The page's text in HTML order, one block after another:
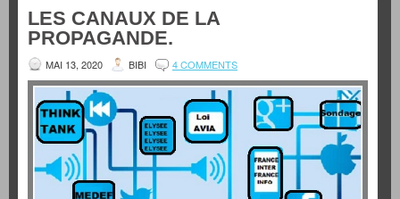
LES CANAUX DE LA
PROPAGANDE.
MAI 13, 2020 BIBI 4 COMMENTS